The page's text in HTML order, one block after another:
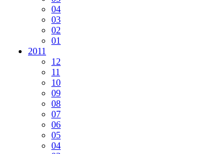
04
03
02
01
2011
12
11
10
09
08
07
06
05
04